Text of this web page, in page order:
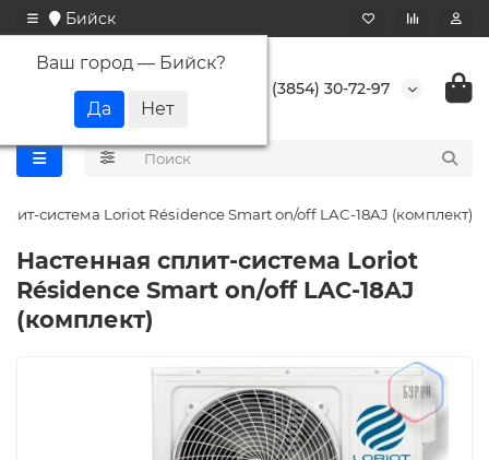
Бийск
Ваш город — Бийск?
+7 (3854) 30-72-97
система Loriot Résidence Smart on/off LAC-18AJ (комплект)
Настенная сплит-система Loriot
Résidence Smart on/off LAC-18AJ
(комплект)